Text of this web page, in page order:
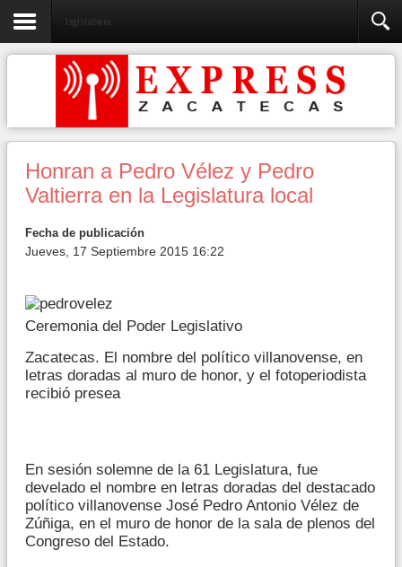
Legisladores
Honran a Pedro Vélez y Pedro
Valtierra en la Legislatura local
Fecha de publicación
Jueves, 17 Septiembre 2015 16:22
Ceremonia del Poder Legislativo
Zacatecas. El nombre del político villanovense, en
letras doradas al muro de honor, y el fotoperiodista
recibió presea
En sesión solemne de la 61 Legislatura, fue
develado el nombre en letras doradas del destacado
político villanovense José Pedro Antonio Vélez de
Zúñiga, en el muro de honor de la sala de plenos del
Congreso del Estado.